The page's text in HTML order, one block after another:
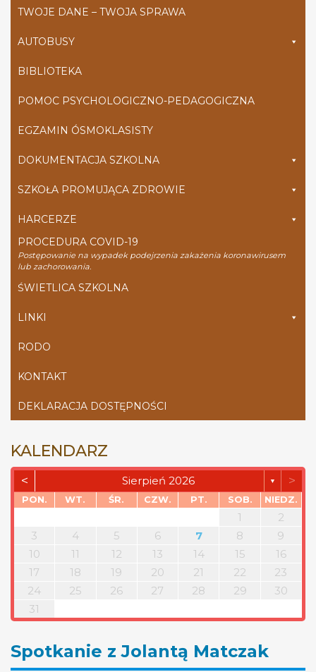
TWOJE DANE – TWOJA SPRAWA
AUTOBUSY
BIBLIOTEKA
POMOC PSYCHOLOGICZNO-PEDAGOGICZNA
EGZAMIN ÓSMOKLASISTY
DOKUMENTACJA SZKOLNA
SZKOŁA PROMUJĄCA ZDROWIE
HARCERZE
PROCEDURA COVID-19
Postępowanie na wypadek podejrzenia zakażenia koronawirusem
lub zachorowania.
ŚWIETLICA SZKOLNA
LINKI
RODO
KONTAKT
DEKLARACJA DOSTĘPNOŚCI
KALENDARZ
< Sierpień 2026 ▼ >
PON. WT. ŚR. CZW. PT. SOB. NIEDZ.
1
2
3
4 5 6 7 8
9
10
11 12 13 14 15
16
17
18 19 20 21 22
23
24
25 26 27 28 29
30
31
Spotkanie z Jolantą Matczak